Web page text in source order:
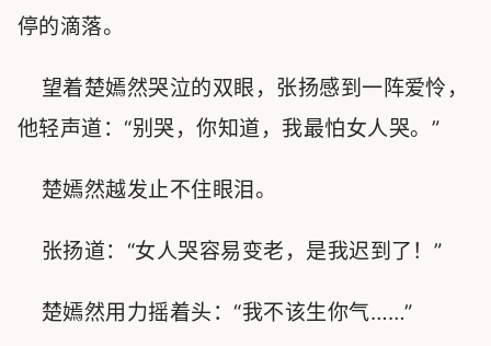
停的滴落。
望着楚嫣然哭泣的双眼，张扬感到一阵爱怜，
他轻声道：“别哭，你知道，我最怕女人哭。”
楚嫣然越发止不住眼泪。
张扬道：“女人哭容易变老，是我迟到了！”
楚嫣然用力摇着头：“我不该生你气……”